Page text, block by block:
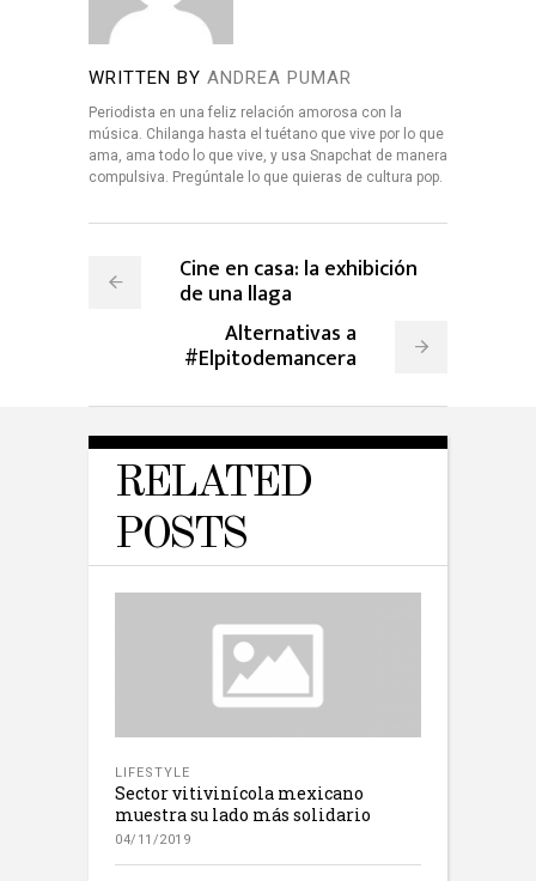
WRITTEN BY ANDREA PUMAR
Periodista en una feliz relación amorosa con la
música. Chilanga hasta el tuétano que vive por lo que
ama, ama todo lo que vive, y usa Snapchat de manera
compulsiva. Pregúntale lo que quieras de cultura pop.
Cine en casa: la exhibición
de una llaga
Alternativas a
#Elpitodemancera
RELATED
POSTS
LIFESTYLE
Sector vitivinícola mexicano
muestra su lado más solidario
04/11/2019